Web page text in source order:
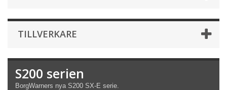
TILLVERKARE
S200 serien
BorgWarners nya S200 SX-E serie.